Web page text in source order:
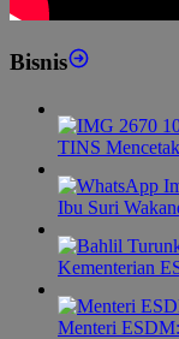
Bisnis
TINS
Ibu Suri
Kementerian
Menteri